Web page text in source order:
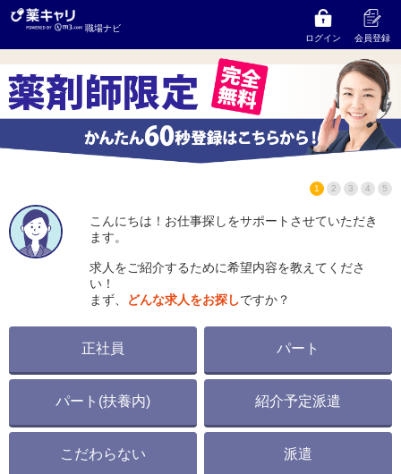
職場ナビ
ログイン
会員登録
マリーングループ
の求人をお探しならコンサルタント
にご相談ください
1 2 3 4 5
こんにちは！お仕事探しをサポートさせていただき
ます。
求人をご紹介するために希望内容を教えてくださ
い！
まず、
どんな求人をお探しですか？
正社員 パート
パート(扶養内) 紹介予定派遣
こだわらない 派遣